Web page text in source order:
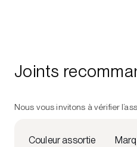
Joints
Nous vous invitons à vérifier
Couleur assortie